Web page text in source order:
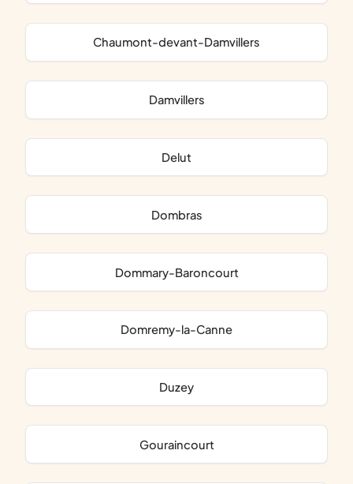
Chaumont-devant-Damvillers
Damvillers
Delut
Dombras
Dommary-Baroncourt
Domremy-la-Canne
Duzey
Gouraincourt